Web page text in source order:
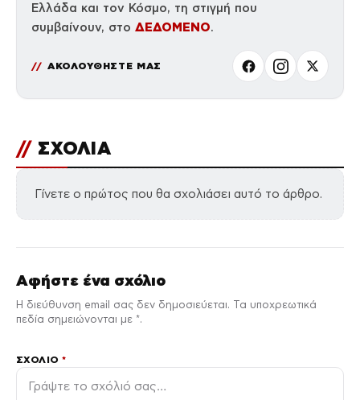
Ελλάδα και τον Κόσμο, τη στιγμή που
συμβαίνουν, στο ΔΕΔΟΜΕΝΟ.
ΑΚΟΛΟΥΘΗΣΤΕ ΜΑΣ
// ΣΧΟΛΙΑ
Γίνετε ο πρώτος που θα σχολιάσει αυτό το άρθρο.
Αφήστε ένα σχόλιο
Η διεύθυνση email σας δεν δημοσιεύεται. Τα υποχρεωτικά
πεδία σημειώνονται με *.
ΣΧΌΛΙΟ*